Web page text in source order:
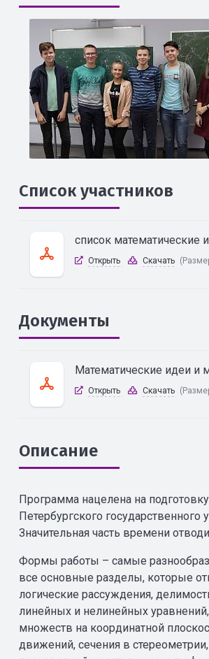
Список участников
список математические
Открыть Скачать
Документы
Математические идеи и
Открыть Скачать
Описание
Программа нацелена на
Петербургского
Значительная часть времени
Формы работы – самые
все основные разделы, которые
логические рассуждения,
линейных и нелинейных
множеств на координатной
движений, сечения в